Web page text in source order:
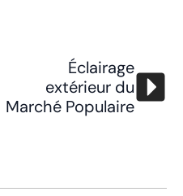
Éclairage
extérieur du
Marché Populaire